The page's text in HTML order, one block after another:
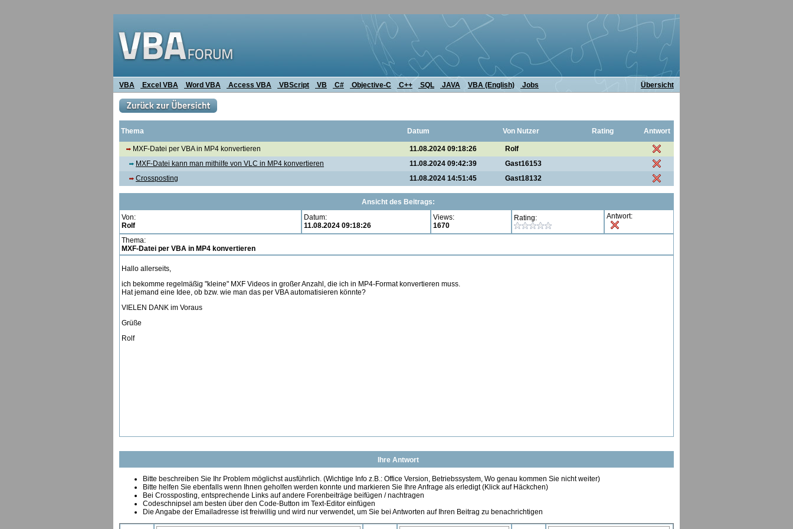
VBA Excel VBA Word VBA Access VBA VBScript VB C# Objective-C C++ SQL JAVA VBA (English) Jobs Übersicht
Thema Datum Von Nutzer Rating Antwort
MXF-Datei per VBA in MP4 konvertieren 11.08.2024 09:18:26
Rolf
MXF-Datei kann man mithilfe von VLC in MP4 konvertieren
11.08.2024 09:42:39
Gast16153
Crossposting
11.08.2024 14:51:45 Gast18132
Ansicht des Beitrags:
Von:
Rolf
Datum:
11.08.2024 09:18:26
Views:
1670
Rating: Antwort:
Thema:
MXF-Datei per VBA in MP4 konvertieren
Hallo allerseits,
ich bekomme regelmäßig "kleine" MXF Videos in großer Anzahl, die ich in MP4-Format konvertieren muss.
Hat jemand eine Idee, ob bzw. wie man das per VBA automatisieren könnte?
VIELEN DANK im Voraus
Grüße
Rolf
Ihre Antwort
Bitte beschreiben Sie Ihr Problem möglichst ausführlich. (Wichtige Info z.B.: Office Version, Betriebssystem, Wo genau kommen Sie nicht weiter)
Bitte helfen Sie ebenfalls wenn Ihnen geholfen werden konnte und markieren Sie Ihre Anfrage als erledigt (Klick auf Häckchen)
Bei Crossposting, entsprechende Links auf andere Forenbeiträge beifügen / nachtragen
Codeschnipsel am besten über den Code-Button im Text-Editor einfügen
Die Angabe der Emailadresse ist freiwillig und wird nur verwendet, um Sie bei Antworten auf Ihren Beitrag zu benachrichtigen